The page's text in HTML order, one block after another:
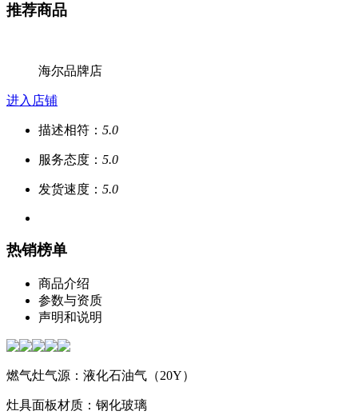
推荐商品
海尔品牌店
进入店铺
描述相符： 5.0
服务态度： 5.0
发货速度： 5.0
热销榜单
商品介绍
参数与资质
声明和说明
燃气灶气源：液化石油气（20Y）
灶具面板材质：钢化玻璃